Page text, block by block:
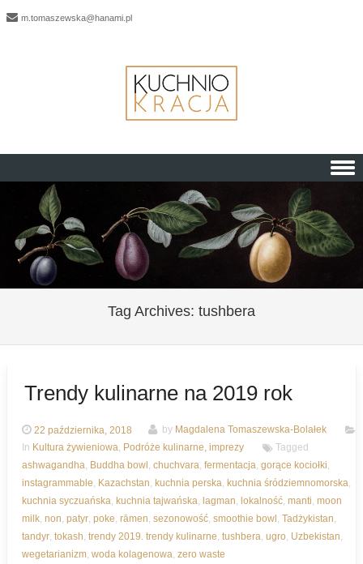
m.tomaszewska@hanami.pl
Skip to content
Tag Archives: tushbera
Trendy kulinarne na 2019 rok
22 października, 2018 by Magdalena Tomaszewska-Bolałek
In Kultura żywieniowa, Podróże kulinarne, imprezy
Tagged
ashwagandha, Buddha bowl , chuchvara, fermentacja, gorące kociołki,
instagrammable, Kazachstan, kuchnia perska, kuchnia śródziemnomorska,
kuchnia syczuańska, kuchnia tajwańska, lagman, lokalność, manti, moon
milk, non, patyr, poke, rāmen, sezonowość, smoothie bowl , Tadżykistan,
tandyr, tokash, trendy 2019. trendy kulinarne, tushbera, ugro, Uzbekistan,
wegetarianizm, woda kolagenowa, zero waste